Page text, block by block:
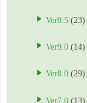
Ver9.5 (23)
Ver9.0 (14)
Ver8.0 (29)
Ver7.0 (13)